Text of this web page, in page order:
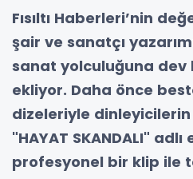
Fısıltı Haberleri’nin
şair ve sanatçı
sanat yolculuğuna dev
ekliyor. Daha önce
dizeleriyle
"HAYAT SKANDALI"
profesyonel bir klip ile